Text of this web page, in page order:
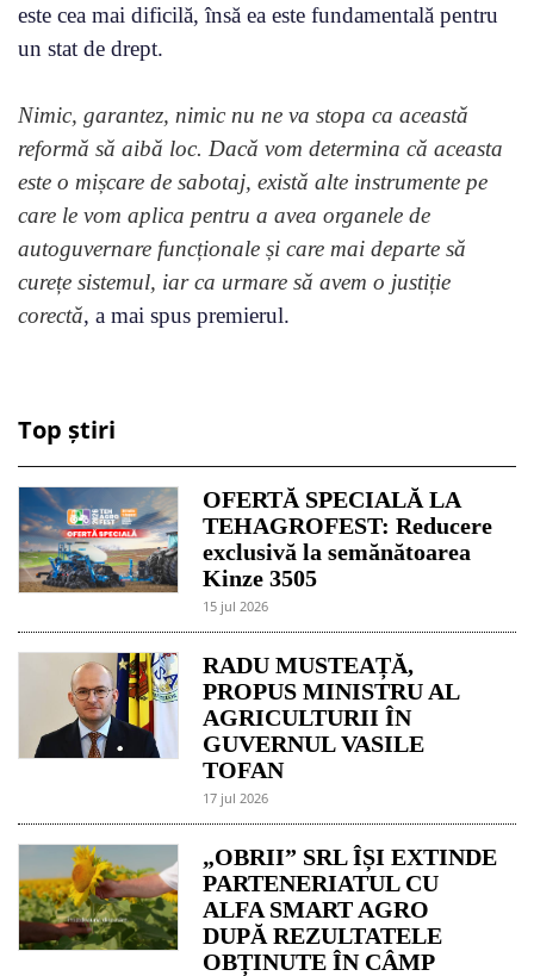
este cea mai dificilă, însă ea este fundamentală pentru
un stat de drept.
Nimic, garantez, nimic nu ne va stopa ca această
reformă să aibă loc. Dacă vom determina că aceasta
este o mișcare de sabotaj, există alte instrumente pe
care le vom aplica pentru a avea organele de
autoguvernare funcționale și care mai departe să
curețe sistemul, iar ca urmare să avem o justiție
corectă, a mai spus premierul.
Top știri
OFERTĂ SPECIALĂ LA
TEHAGROFEST: Reducere
exclusivă la semănătoarea
Kinze 3505
15 jul 2026
RADU MUSTEAȚĂ,
PROPUS MINISTRU AL
AGRICULTURII ÎN
GUVERNUL VASILE
TOFAN
17 jul 2026
„OBRII” SRL ÎȘI EXTINDE
PARTENERIATUL CU
ALFA SMART AGRO
DUPĂ REZULTATELE
OBȚINUTE ÎN CÂMP